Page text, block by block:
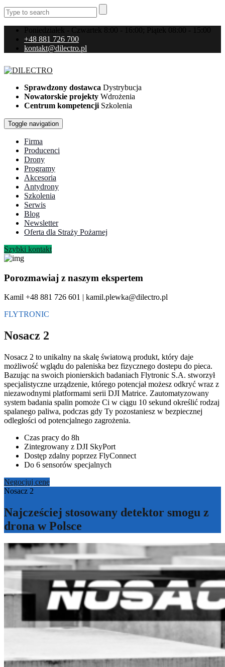
Poniedziałek - Czwartek 8:00 - 16:00; Piątek 08:00 - 15:00
+48 881 726 700
kontakt@dilectro.pl
Sprawdzony dostawca Dystrybucja
Nowatorskie projekty Wdrożenia
Centrum kompetencji Szkolenia
Toggle navigation
Firma
Producenci
Drony
Programy
Akcesoria
Antydrony
Szkolenia
Serwis
Blog
Newsletter
Oferta dla Straży Pożarnej
Szybki kontakt
Porozmawiaj z naszym ekspertem
Kamil +48 881 726 601 | kamil.plewka@dilectro.pl
FLYTRONIC
Nosacz 2
Nosacz 2 to unikalny na skalę światową produkt, który daje
możliwość wglądu do paleniska bez fizycznego dostepu do pieca.
Bazując na swoich pionierskich badaniach Flytronic S.A. stworzył
specjalistyczne urządzenie, którego potencjał możesz odkryć wraz z
niezawodnymi platformami serii DJI Matrice. Zautomatyzowany
system badania spalin pomoże Ci w ciągu 10 sekund określić rodzaj
spalanego paliwa, podczas gdy Ty pozostaniesz w bezpiecznej
odległości od potencjalnego zagrożenia.
Czas pracy do 8h
Zintegrowany z DJI SkyPort
Dostęp zdalny poprzez FlyConnect
Do 6 sensorów specjalnych
Negocjuj cenę
Nosacz 2
Najcześciej stosowany detektor smogu z
drona w Polsce